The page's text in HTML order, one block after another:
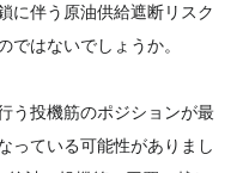
に伴う原油供給遮断リスク
ではないでしょうか。
う投機筋のポジションが最
っている可能性がありまし